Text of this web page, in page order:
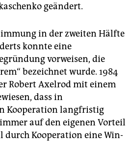
geändert.
in der zweiten Hälfte
konnte eine
vorweisen, die
bezeichnet wurde. 1984
Robert Axelrod mit einem
dass in
Kooperation langfristig
auf den eigenen Vorteil
durch Kooperation eine Win-